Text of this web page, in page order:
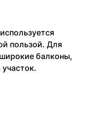
пользой. Для
балконы,